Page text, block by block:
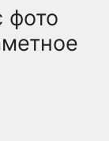
фото